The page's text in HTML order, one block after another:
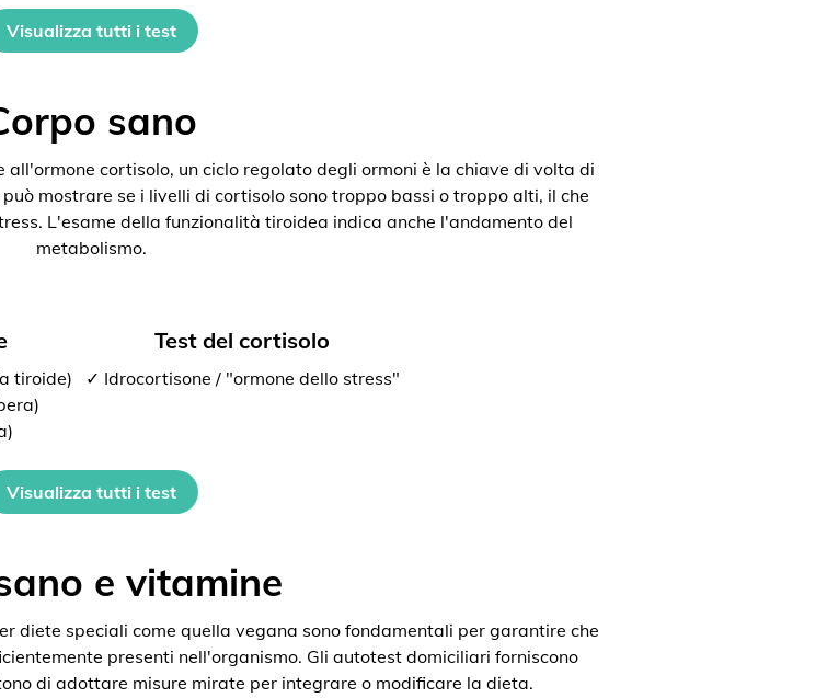
Visualizza tutti i test
sano
all'ormone cortisolo, un ciclo regolato degli ormoni è la chiave di volta di
mostrare se i livelli di cortisolo sono troppo bassi o troppo alti, il che
L'esame della funzionalità tiroidea indica anche l'andamento del
metabolismo.
tiroide)
Test del cortisolo
✓ Idrocortisone / "ormone dello stress"
Visualizza tutti i test
e vitamine
diete speciali come quella vegana sono fondamentali per garantire che
presenti nell'organismo. Gli autotest domiciliari forniscono
di adottare misure mirate per integrare o modificare la dieta.